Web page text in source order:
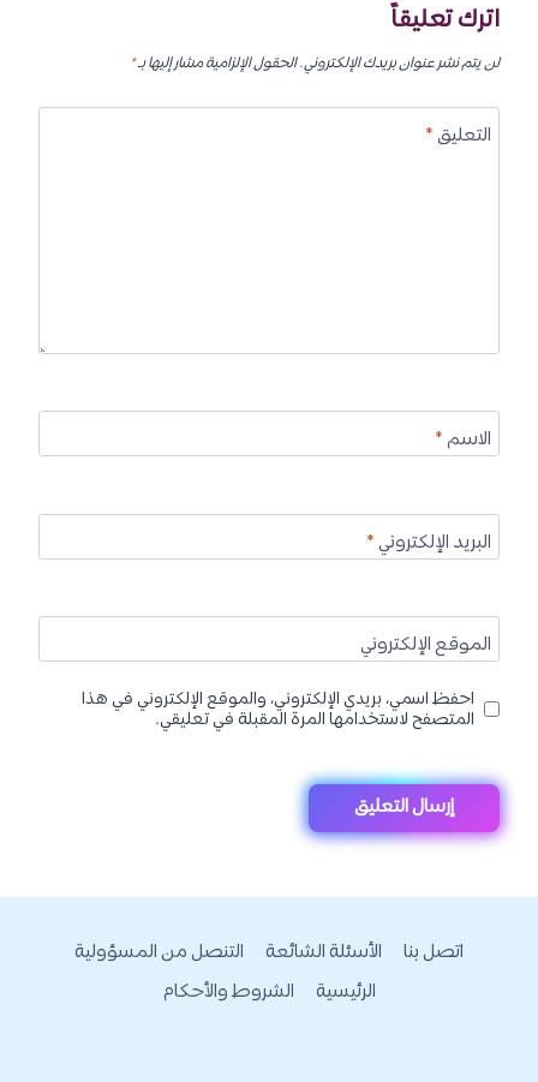
اترك تعليقاً
لن يتم نشر عنوان بريدك الإلكتروني.الحقول الإلزامية مشار إليها بـ*
التعليق*
الاسم*
البريد الإلكتروني*
الموقع الإلكتروني
احفظ اسمي، بريدي الإلكتروني، والموقع الإلكتروني في هذا
المتصفح لاستخدامها المرة المقبلة في تعليقي.
اتصل بنا الأسئلة الشائعة
التنصل من المسؤولية
الرئيسية
الشروط والأحكام